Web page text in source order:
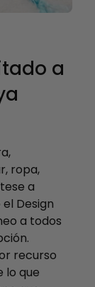
a
ropa,
a
Design
a todos
recurso
lo que